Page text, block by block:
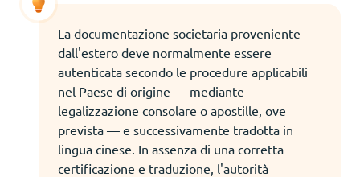
La documentazione societaria proveniente
dall'estero deve normalmente essere
autenticata secondo le procedure applicabili
nel Paese di origine — mediante
legalizzazione consolare o apostille, ove
prevista — e successivamente tradotta in
lingua cinese. In assenza di una corretta
certificazione e traduzione, l'autorità